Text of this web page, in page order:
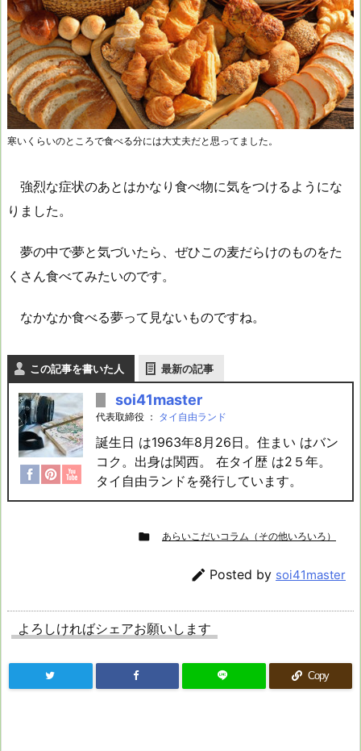
寒いくらいのところで食べる分には大丈夫だと思ってました。
強烈な症状のあとはかなり食べ物に気をつけるようにな
りました。
夢の中で夢と気づいたら、ぜひこの麦だらけのものをた
くさん食べてみたいのです。
なかなか食べる夢って見ないものですね。
この記事を書いた人 最新の記事
soi41master
代表取締役 ： タイ自由ランド
誕生日 は1963年8月26日。住まい はバン
コク。出身は関西。 在タイ歴 は2５年。
タイ自由ランドを発行しています。
 あらいこだいコラム（その他いろいろ）
 Posted by soi41master
よろしければシェアお願いします
Copy